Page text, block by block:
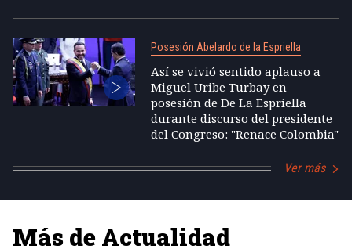
Posesión Abelardo de la Espriella
Así se vivió sentido aplauso a
Miguel Uribe Turbay en
posesión de De La Espriella
durante discurso del presidente
del Congreso: "Renace Colombia"
Ver más
Más de Actualidad